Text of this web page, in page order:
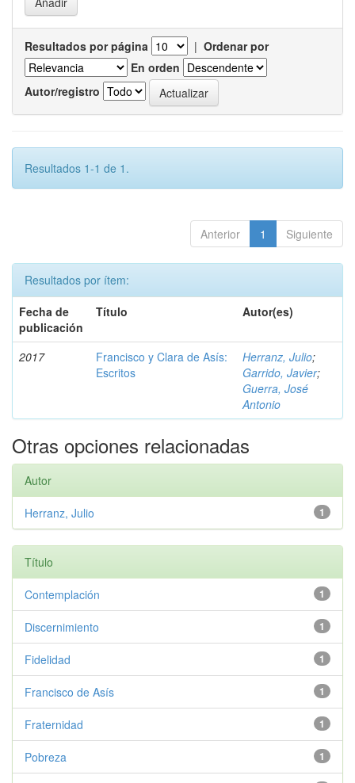
Resultados por página | Ordenar por
En orden
Autor/registro
Resultados 1-1 de 1.
Anterior 1 Siguiente
Resultados por ítem:
Fecha de
publicación
Título Autor(es)
2017
Francisco y Clara de Asís:
Escritos
Herranz, Julio;
Garrido, Javier;
Guerra, José
Antonio
Otras opciones relacionadas
Autor
1
Herranz, Julio
Título
1
Contemplación
1
Discernimiento
1
Fidelidad
1
Francisco de Asís
1
Fraternidad
1
Pobreza